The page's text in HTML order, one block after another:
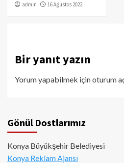
admin 16 Ağustos 2022
Bir yanıt yazın
Yorum yapabilmek içinoturum
Gönül Dostlarımız
Konya Büyükşehir Belediyesi
Konya Reklam Ajansı